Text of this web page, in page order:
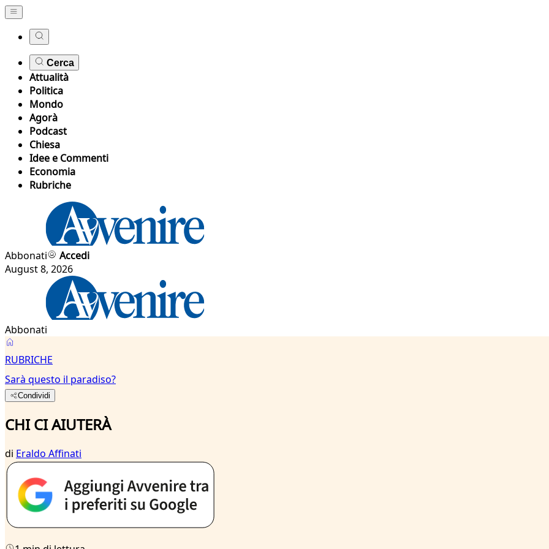
Cerca
Attualità
Politica
Mondo
Agorà
Podcast
Chiesa
Idee e Commenti
Economia
Rubriche
Abbonati
Accedi
August 8, 2026
Abbonati
RUBRICHE
Sarà questo il paradiso?
Condividi
CHI CI AIUTERÀ
di Eraldo Affinati